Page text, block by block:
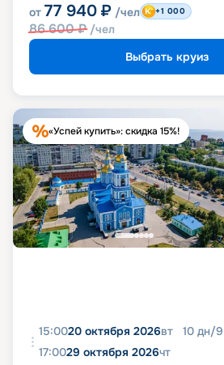
от 77 940 ₽ /чел
86 600₽ /чел
+1 000
Выбрать круиз
«Успей купить»: скидка 15%!
15:0020 октября 2026вт 10 дн/9
17:0029 октября 2026чт